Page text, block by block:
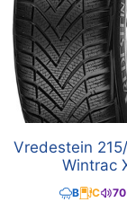
Vredestein
Wintrac
B C